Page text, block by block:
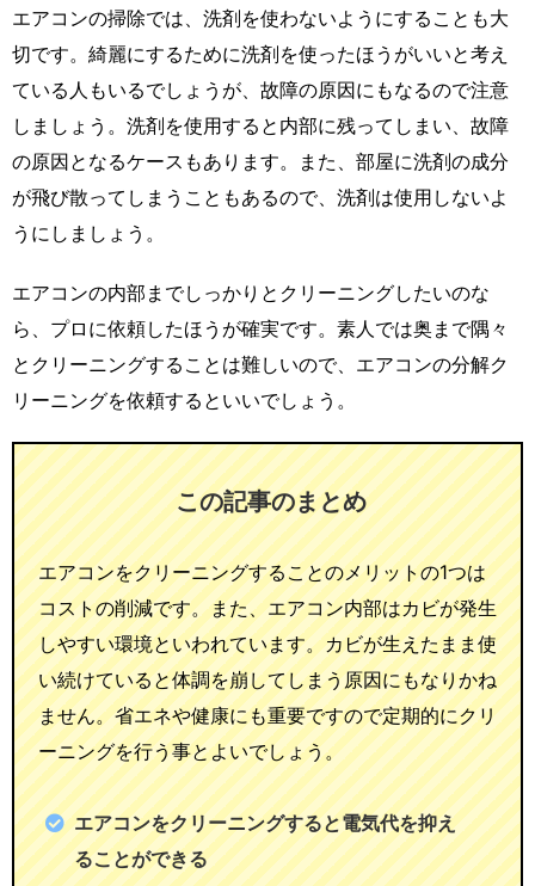
エアコンの掃除では、洗剤を使わないようにすることも大
切です。綺麗にするために洗剤を使ったほうがいいと考え
ている人もいるでしょうが、故障の原因にもなるので注意
しましょう。洗剤を使用すると内部に残ってしまい、故障
の原因となるケースもあります。また、部屋に洗剤の成分
が飛び散ってしまうこともあるので、洗剤は使用しないよ
うにしましょう。
エアコンの内部までしっかりとクリーニングしたいのな
ら、プロに依頼したほうが確実です。素人では奥まで隅々
とクリーニングすることは難しいので、エアコンの分解ク
リーニングを依頼するといいでしょう。
この記事のまとめ
エアコンをクリーニングすることのメリットの1つは
コストの削減です。また、エアコン内部はカビが発生
しやすい環境といわれています。カビが生えたまま使
い続けていると体調を崩してしまう原因にもなりかね
ません。省エネや健康にも重要ですので定期的にクリ
ーニングを行う事とよいでしょう。
エアコンをクリーニングすると電気代を抑え
ることができる